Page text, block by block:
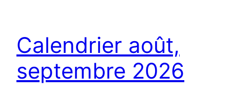
Calendrier août,
septembre 2026